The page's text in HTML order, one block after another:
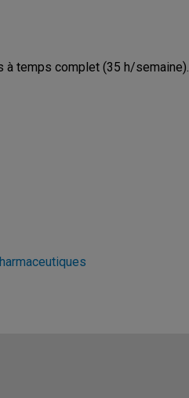
à temps complet (35 h/semaine).